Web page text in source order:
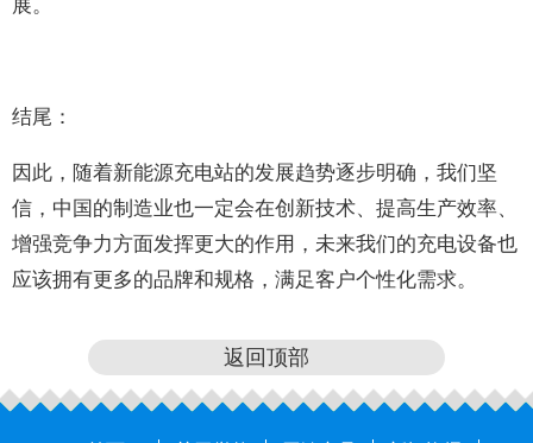
展。
结尾：
因此，随着新能源充电站的发展趋势逐步明确，我们坚
信，中国的制造业也一定会在创新技术、提高生产效率、
增强竞争力方面发挥更大的作用，未来我们的充电设备也
应该拥有更多的品牌和规格，满足客户个性化需求。
返回顶部